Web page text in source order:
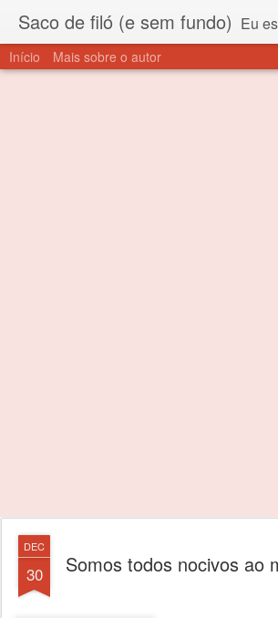
Saco de filó (e sem fundo) Eu escuto esta expressão "saco de filó" desde criança. Para quem não sabe, filó é um
Início Mais sobre o autor
DEC
30 Somos todos nocivos ao